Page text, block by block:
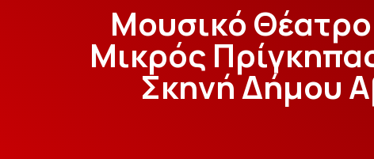
Μουσικό
Μικρός
Σκηνή Δήμου